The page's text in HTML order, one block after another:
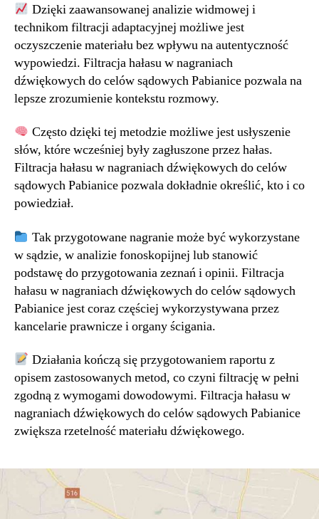
Dzięki zaawansowanej analizie widmowej i
technikom filtracji adaptacyjnej możliwe jest
oczyszczenie materiału bez wpływu na autentyczność
wypowiedzi. Filtracja hałasu w nagraniach
dźwiękowych do celów sądowych Pabianice pozwala na
lepsze zrozumienie kontekstu rozmowy.
Często dzięki tej metodzie możliwe jest usłyszenie
słów, które wcześniej były zagłuszone przez hałas.
Filtracja hałasu w nagraniach dźwiękowych do celów
sądowych Pabianice pozwala dokładnie określić, kto i co
powiedział.
Tak przygotowane nagranie może być wykorzystane
w sądzie, w analizie fonoskopijnej lub stanowić
podstawę do przygotowania zeznań i opinii. Filtracja
hałasu w nagraniach dźwiękowych do celów sądowych
Pabianice jest coraz częściej wykorzystywana przez
kancelarie prawnicze i organy ścigania.
Działania kończą się przygotowaniem raportu z
opisem zastosowanych metod, co czyni filtrację w pełni
zgodną z wymogami dowodowymi. Filtracja hałasu w
nagraniach dźwiękowych do celów sądowych Pabianice
zwiększa rzetelność materiału dźwiękowego.